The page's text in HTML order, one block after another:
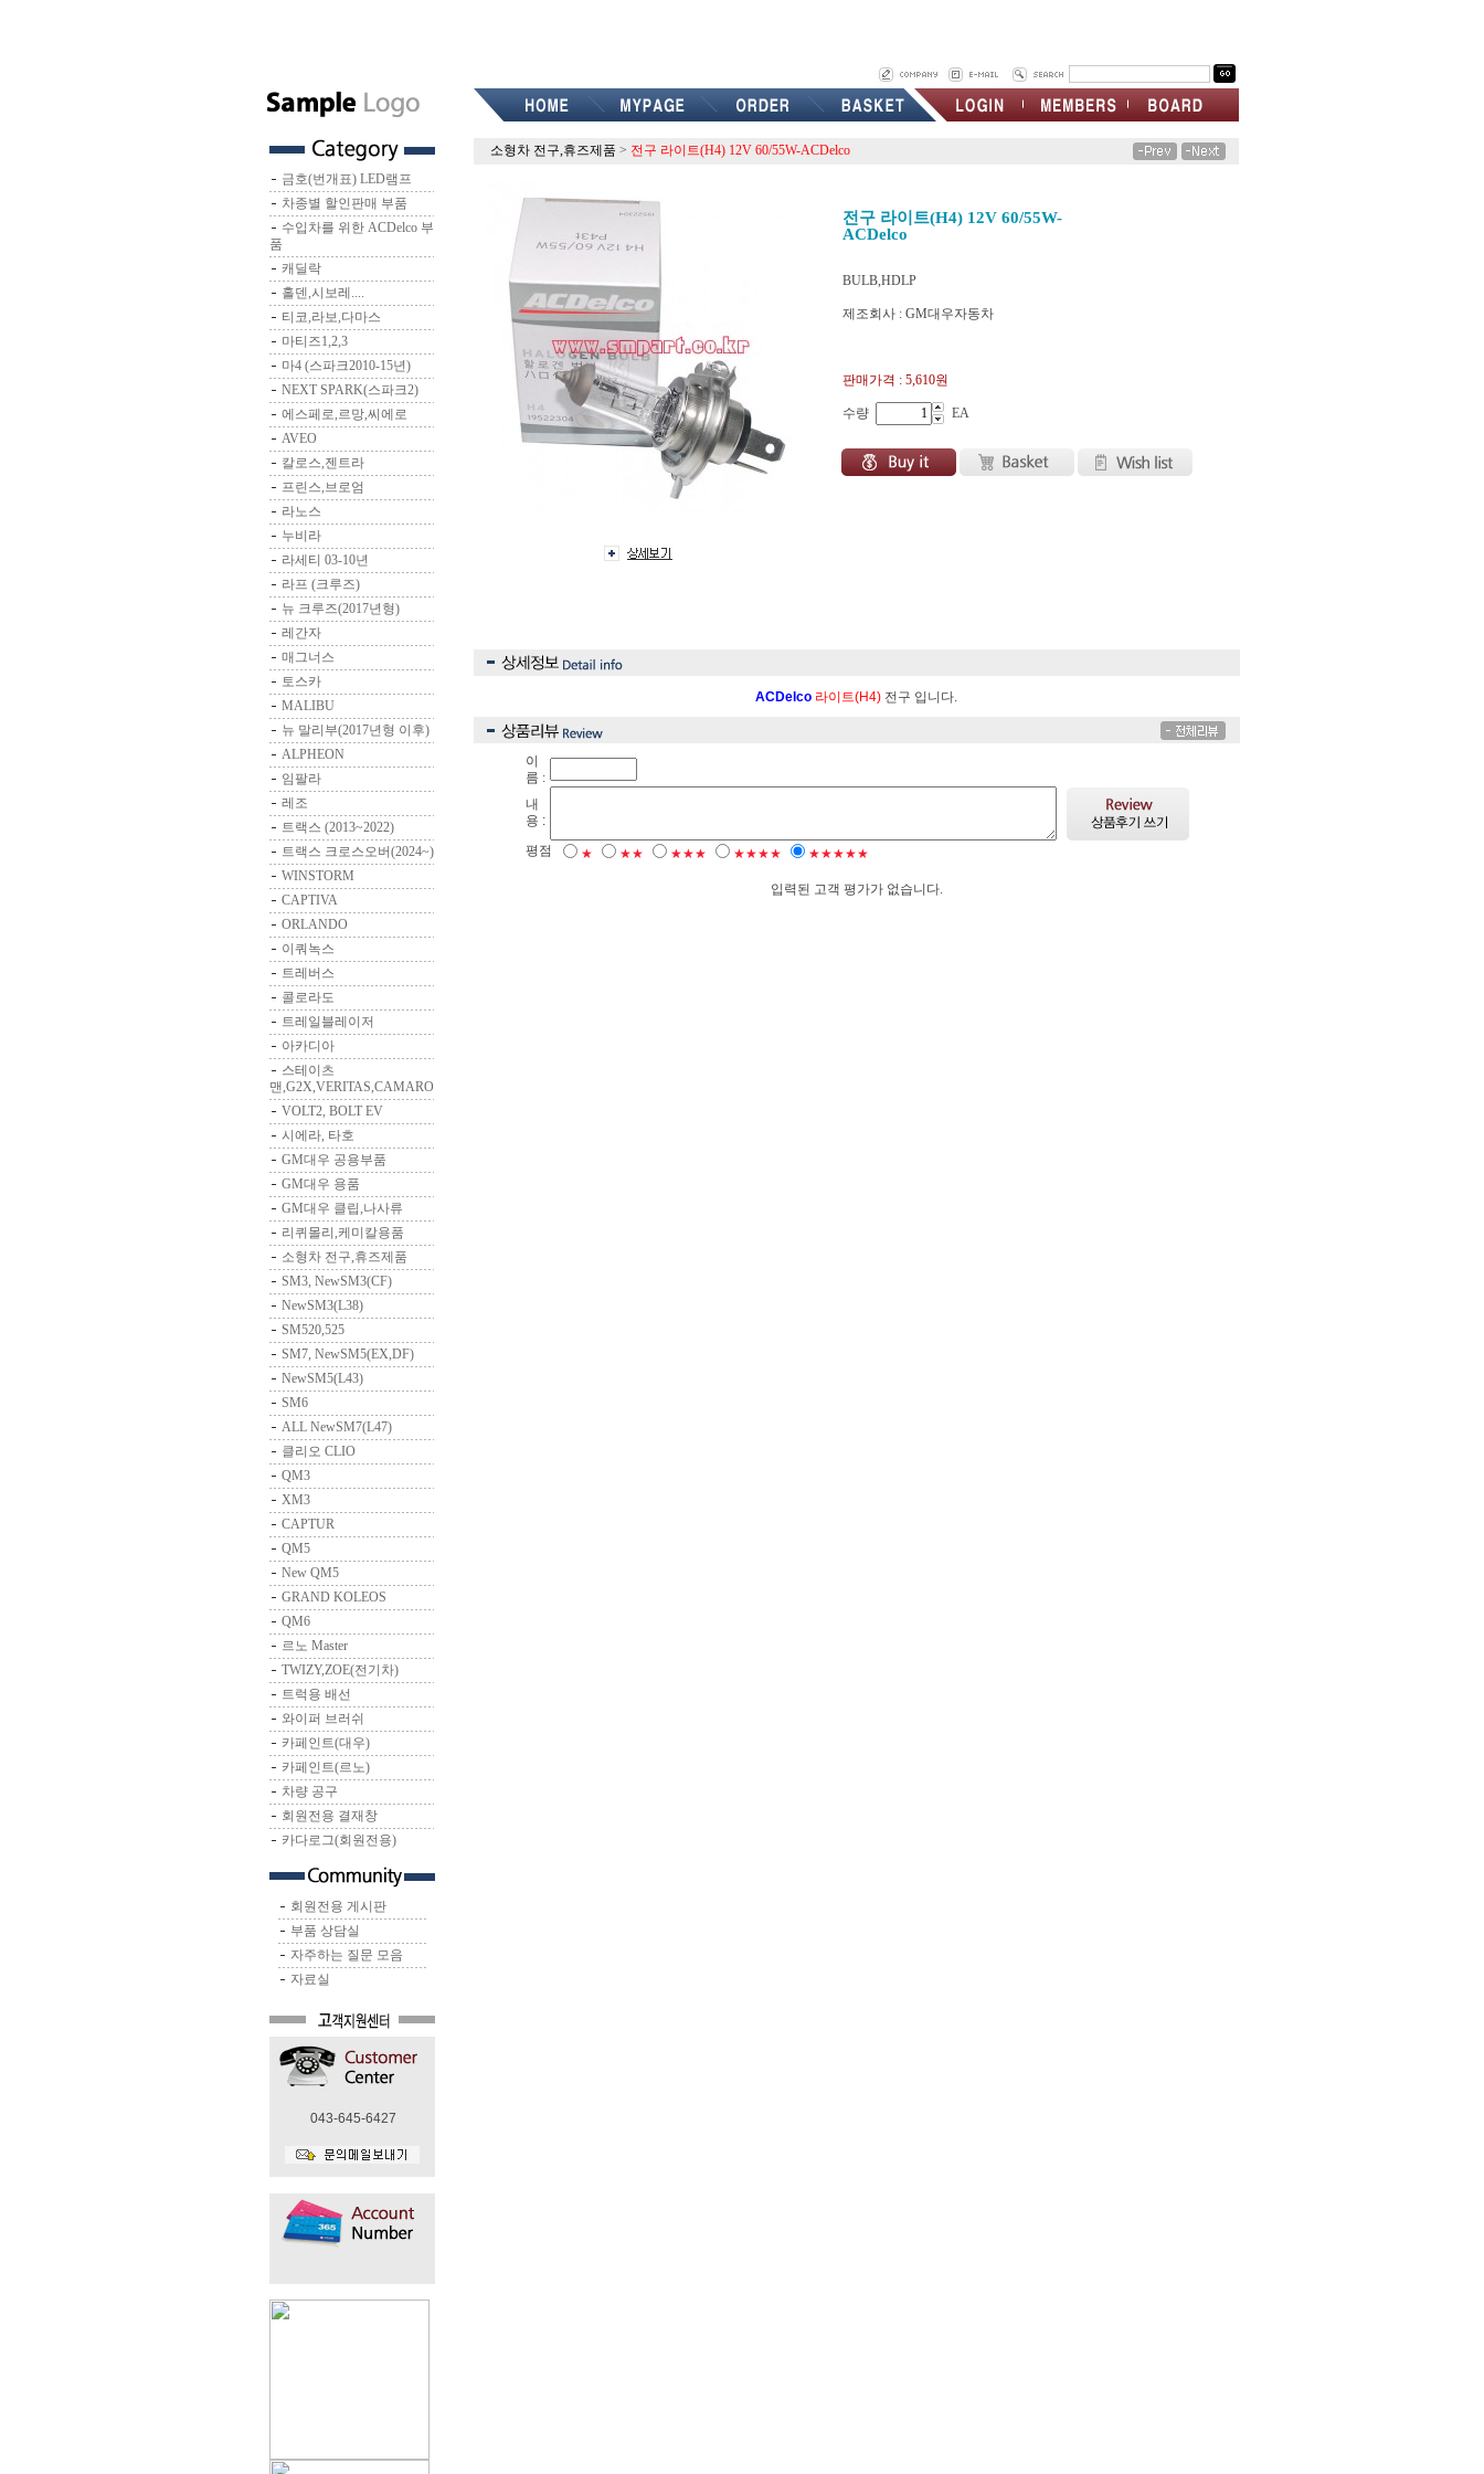
금호(번개표) LED램프
차종별 할인판매 부품
수입차를 위한 ACDelco 부
품
캐딜락
홀덴,시보레....
티코,라보,다마스
마티즈1,2,3
마4 (스파크2010-15년)
NEXT SPARK(스파크2)
에스페로,르망,씨에로
AVEO
칼로스,젠트라
프린스,브로엄
라노스
누비라
라세티 03-10년
라프 (크루즈)
뉴 크루즈(2017년형)
레간자
매그너스
토스카
MALIBU
뉴 말리부(2017년형 이후)
ALPHEON
임팔라
레조
트랙스 (2013~2022)
트랙스 크로스오버(2024~)
WINSTORM
CAPTIVA
ORLANDO
이쿼녹스
트레버스
콜로라도
트레일블레이저
아카디아
스테이츠
맨,G2X,VERITAS,CAMARO
VOLT2, BOLT EV
시에라, 타호
GM대우 공용부품
GM대우 용품
GM대우 클립,나사류
리퀴몰리,케미칼용품
소형차 전구,휴즈제품
SM3, NewSM3(CF)
NewSM3(L38)
SM520,525
SM7, NewSM5(EX,DF)
NewSM5(L43)
SM6
ALL NewSM7(L47)
클리오 CLIO
QM3
XM3
CAPTUR
QM5
New QM5
GRAND KOLEOS
QM6
르노 Master
TWIZY,ZOE(전기차)
트럭용 배선
와이퍼 브러쉬
카페인트(대우)
카페인트(르노)
차량 공구
회원전용 결재창
카다로그(회원전용)
회원전용 게시판
부품 상담실
자주하는 질문 모음
자료실
043-645-6427
소형차 전구,휴즈제품 > 전구 라이트(H4) 12V 60/55W-ACDelco
전구 라이트(H4) 12V 60/55W-
ACDelco
BULB,HDLP
제조회사 : GM대우자동차
판매가격 : 5,610원
수량 EA
ACDelco 라이트(H4) 전구 입니다.
이
름 :
내
용 :
평점
★ ★★ ★★★ ★★★★ ★★★★★
입력된 고객 평가가 없습니다.